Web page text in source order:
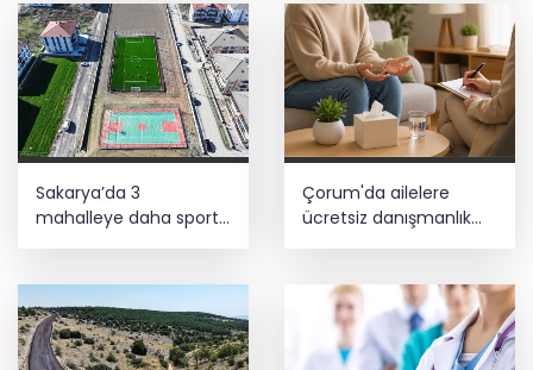
Sakarya’da 3
mahalleye daha sportif
Çorum'da ailelere
ücretsiz danışmanlık